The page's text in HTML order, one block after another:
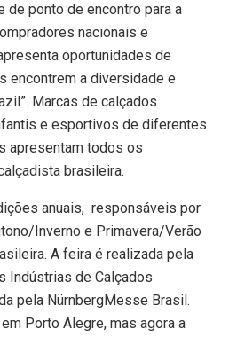
de ponto de encontro para a
nacionais e
oportunidades de
encontrem a diversidade e
Marcas de calçados
e esportivos de diferentes
apresentam todos os
brasileira.
anuais, responsáveis por
Inverno e Primavera/Verão
A feira é realizada pela
Indústrias de Calçados
pela NürnbergMesse Brasil.
Porto Alegre, mas agora a